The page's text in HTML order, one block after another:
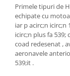
Primele tipuri de
echipate cu
iar p acirc;n
icirc;n plus fa
coad redesenat ,
aeronavele
539;it .